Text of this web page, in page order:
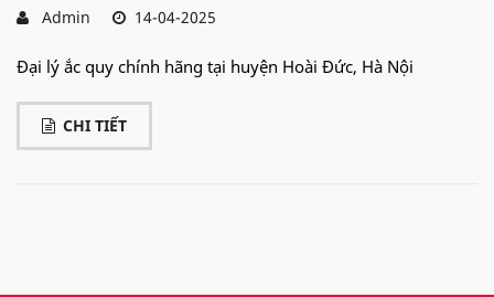
Admin 14-04-2025
Đại lý ắc quy chính hãng tại huyện Hoài Đức, Hà Nội
CHI TIẾT